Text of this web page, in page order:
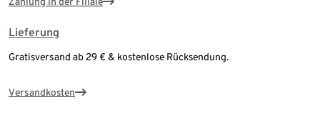
Lieferung
Gratisversand ab 29 € & kostenlose Rücksendung.
Versandkosten